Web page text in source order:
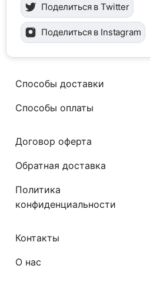
Поделиться в Twitter
Поделиться в Instagram
Способы доставки
Способы оплаты
Договор оферта
Обратная доставка
Политика
конфиденциальности
Контакты
О нас